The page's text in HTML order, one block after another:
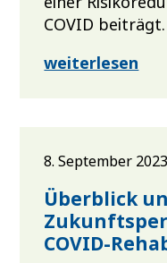
COVID beiträgt.
weiterlesen
8. September 2023
Überblick
COVID-